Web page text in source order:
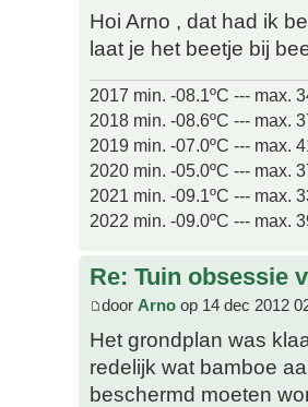
Hoi Arno , dat had ik
laat je het beetje bij
2017 min. -08.1ºC --- max.
2018 min. -08.6ºC --- max.
2019 min. -07.0ºC --- max.
2020 min. -05.0ºC --- max.
2021 min. -09.1ºC --- max.
2022 min. -09.0ºC --- max.
Re: Tuin obsessie
door Arno op 14 dec 2012
Het grondplan was
redelijk wat bamboe
beschermd moeten